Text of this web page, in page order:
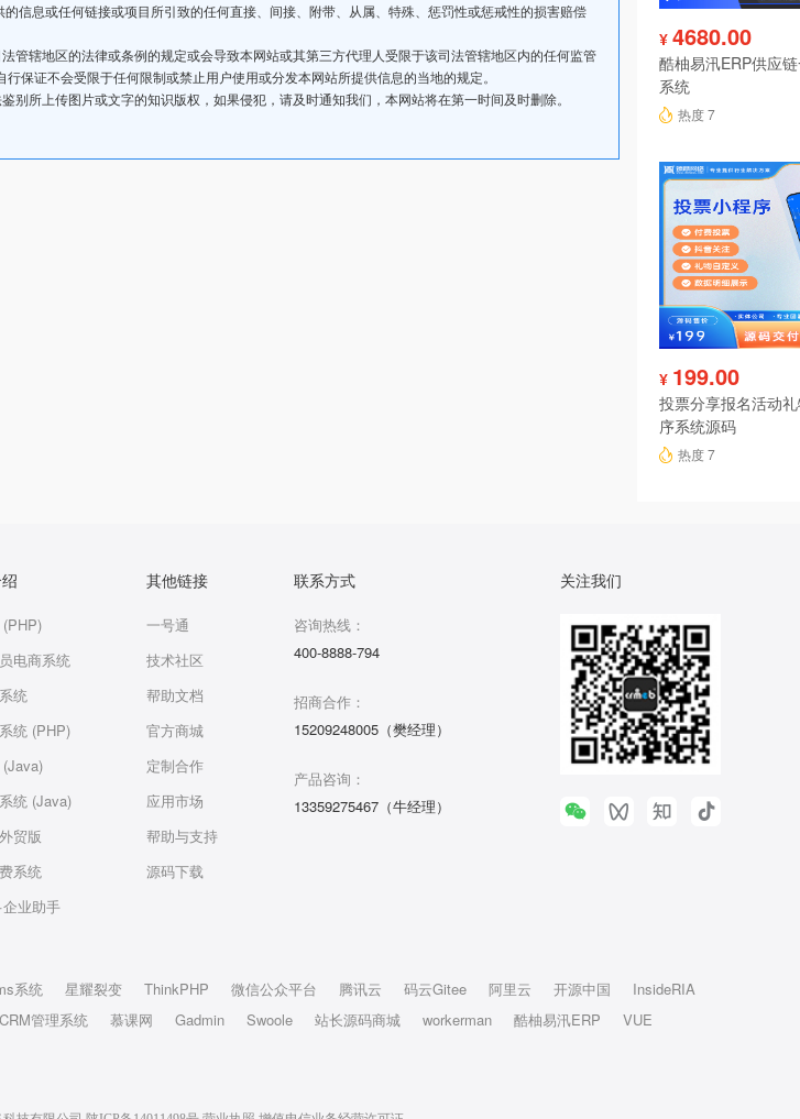
信息或任何链接或项目所引致的任何直接、间接、附带、从属、特殊、惩罚性或惩戒性的损害赔偿
辖地区的法律或条例的规定或会导致本网站或其第三方代理人受限于该司法管辖地区内的任何监管
保证不会受限于任何限制或禁止用户使用或分发本网站所提供信息的当地的规定。
所上传图片或文字的知识版权，如果侵犯，请及时通知我们，本网站将在第一时间及时删除。
¥ 4680.00
酷柚易汛ERP供应
系统
热度 7
¥ 199.00
投票分享报名活动
序系统源码
热度 7
电商系统
统
统 (PHP)
统 (Java)
贸版
系统
企业助手
其他链接
一号通
技术社区
帮助文档
官方商城
定制合作
应用市场
帮助与支持
源码下载
联系方式
咨询热线：
400-8888-794
招商合作：
15209248005（樊经理）
产品咨询：
13359275467（牛经理）
关注我们
系统 星耀裂变 ThinkPHP 微信公众平台 腾讯云 码云Gitee 阿里云 开源中国
InsideRIA
CRM管理系统 慕课网 Gadmin Swoole 站长源码商城 workerman 酷柚易汛ERP
VUE